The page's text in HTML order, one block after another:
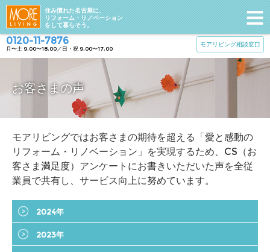
住み慣れた名古屋に、
リフォーム・リノベーション
をして暮らそう。
0120-11-7876
月〜土 9:00〜18:00／日・祝 9:00〜17:00
モアリビング相談窓口
お客さまの声
モアリビングではお客さまの期待を超える「愛と感動の
リフォーム・リノベーション」を実現するため、CS（お
客さま満足度）アンケートにお書きいただいた声を全従
業員で共有し、サービス向上に努めています。
2024年
2023年